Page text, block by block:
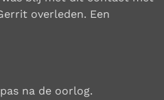
overleden. Een
na de oorlog.